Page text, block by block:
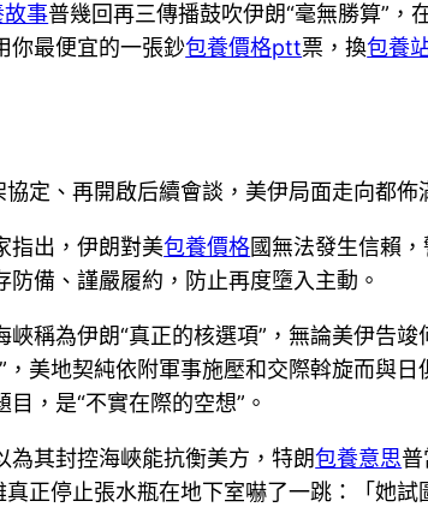
事普幾回再三傳播鼓吹伊朗“毫無勝算”，
你最便宜的一張鈔包養價格ptt票，換包養
定、再開啟后續會談，美伊局面走向都佈
指出，伊朗對美包養價格國無法發生信賴
備、謹嚴履約，防止再度墮入主動。
稱為伊朗“真正的核選項”，無論美伊告竣
美地契純依附軍事施壓和交際斡旋而與日
，是“不實在際的空想”。
為其封控海峽能抗衡美方，特朗包養意思普
正停止張水瓶在地下室嚇了一跳：「她試